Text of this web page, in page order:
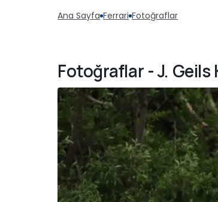
Ana Sayfa Ferrari Fotoğraflar
Fotoğraflar - J.